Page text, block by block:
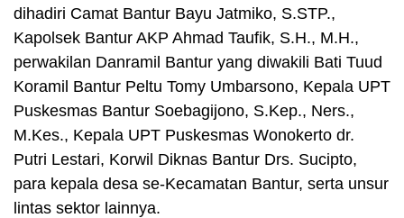
dihadiri Camat Bantur Bayu Jatmiko, S.STP.,
Kapolsek Bantur AKP Ahmad Taufik, S.H., M.H.,
perwakilan Danramil Bantur yang diwakili Bati Tuud
Koramil Bantur Peltu Tomy Umbarsono, Kepala UPT
Puskesmas Bantur Soebagijono, S.Kep., Ners.,
M.Kes., Kepala UPT Puskesmas Wonokerto dr.
Putri Lestari, Korwil Diknas Bantur Drs. Sucipto,
para kepala desa se-Kecamatan Bantur, serta unsur
lintas sektor lainnya.